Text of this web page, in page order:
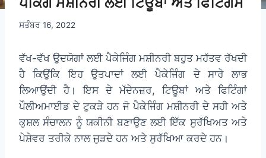
ਸਤੰਬਰ 16, 2022
ਵੱਖ-ਵੱਖ ਉਦਯੋਗਾਂ ਲਈ ਪੈਕੇਜਿੰਗ ਮਸ਼ੀਨਰੀ ਬਹੁਤ ਮਹੱਤਵ ਰੱਖਦੀ
ਹੈ ਕਿਉਂਕਿ ਇਹ ਉਤਪਾਦਾਂ ਲਈ ਪੈਕੇਜਿੰਗ ਦੇ ਸਾਰੇ ਲਾਭ
ਲਿਆਉਂਦੀ ਹੈ। ਇਸ ਦੇ ਮੱਦੇਨਜ਼ਰ, ਟਿਊਬਾਂ ਅਤੇ ਫਿਟਿੰਗਾਂ
ਪੌਲੀਅਮਾਈਡ ਦੇ ਟੁਕੜੇ ਹਨ ਜੋ ਪੈਕੇਜਿੰਗ ਮਸ਼ੀਨਰੀ ਦੇ ਸਹੀ ਅਤੇ
ਕੁਸ਼ਲ ਸੰਚਾਲਨ ਨੂੰ ਯਕੀਨੀ ਬਣਾਉਣ ਲਈ ਇੱਕ ਸੁਰੱਖਿਅਤ ਅਤੇ
ਪੇਸ਼ੇਵਰ ਤਰੀਕੇ ਨਾਲ ਜੁੜਦੇ ਹਨ ਅਤੇ ਸੁਰੱਖਿਆ ਕਰਦੇ ਹਨ।